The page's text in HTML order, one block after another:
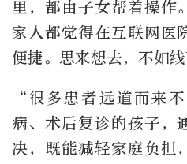
里，都由子女帮着操作
家人都觉得在互联网医
便捷。思来想去，不如线
“很多患者远道而来
病、术后复诊的孩子，
决，既能减轻家庭负担